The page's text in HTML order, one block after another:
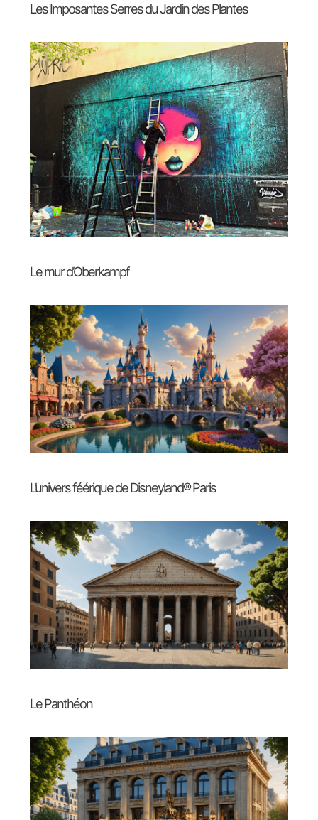
Les Imposantes Serres du Jardin des Plantes
Le mur d’Oberkampf
L’univers féérique de Disneyland® Paris
Le Panthéon